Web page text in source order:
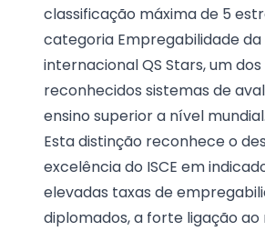
classificação máxima de 5
categoria Empregabilidade da
internacional QS Stars, um dos
reconhecidos sistemas de
ensino superior a nível mundial.
Esta distinção reconhece o
excelência do ISCE em
elevadas taxas de
diplomados, a forte ligação